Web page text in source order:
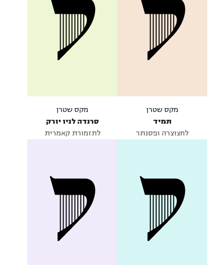
מקס שטרן
תמיד
לחצוצרה ופסנתר
מקס שטרן
סרנדה לניו יורק
לתזמורת קאמרית